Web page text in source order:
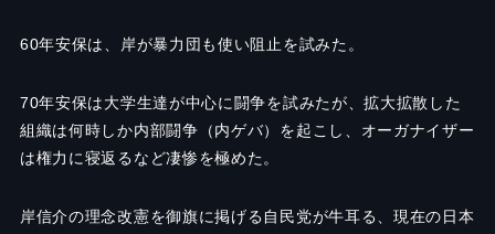
60年安保は、岸が暴力団も使い阻止を試みた。
70年安保は大学生達が中心に闘争を試みたが、拡大拡散した
組織は何時しか内部闘争（内ゲバ）を起こし、オーガナイザー
は権力に寝返るなど凄惨を極めた。
岸信介の理念改憲を御旗に掲げる自民党が牛耳る、現在の日本